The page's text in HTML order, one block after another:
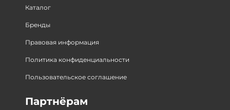
Каталог
Бренды
Правовая информация
Политика конфиденциальности
Пользовательское соглашение
Партнёрам